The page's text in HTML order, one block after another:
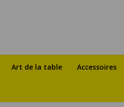
Art de la table Accessoires